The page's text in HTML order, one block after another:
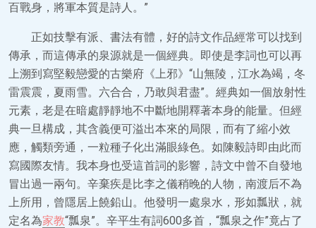
百戰身，將軍本質是詩人。”
正如技擊有派、書法有體，好的詩文作品經常可以找到
傳承，而這傳承的泉源就是一個經典。即使是李詞也可以再
上溯到寫堅毅戀愛的古樂府《上邪》“山無陵，江水為竭，冬
雷震震，夏雨雪。六合合，乃敢與君盡”。經典如一個放射性
元素，老是在暗處靜靜地不中斷地開釋著本身的能量。但經
典一旦構成，其含義便可溢出本來的局限，而有了縮小效
應，觸類旁通，一粒種子化出滿眼綠色。如陳毅詩即由此而
寫國際友情。我本身也受這首詞的影響，詩文中曾不自發地
冒出過一兩句。辛棄疾是比李之儀稍晚的人物，南渡后不為
上所用，曾隱居上饒鉛山。他發明一處泉水，形如瓢狀，就
定名為家教“瓢泉”。辛平生有詞600多首，“瓢泉之作”竟占了